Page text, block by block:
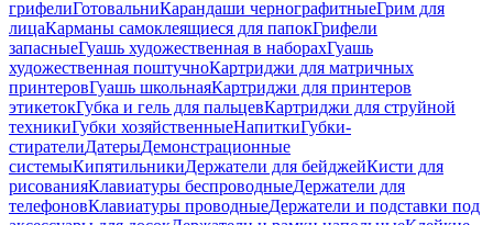
грифелиГотовальниКарандаши чернографитныеГрим для
лицаКарманы самоклеящиеся для папокГрифели
запасныеГуашь художественная в наборахГуашь
художественная поштучноКартриджи для матричных
принтеровГуашь школьнаяКартриджи для принтеров
этикетокГубка и гель для пальцевКартриджи для струйной
техникиГубки хозяйственныеНапиткиГубки-
стирателиДатерыДемонстрационные
системыКипятильникиДержатели для бейджейКисти для
рисованияКлавиатуры беспроводныеДержатели для
телефоновКлавиатуры проводныеДержатели и подставки под